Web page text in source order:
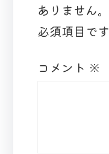
ありません。
必須項目です
コメント ※